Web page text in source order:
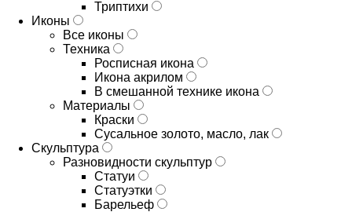
Триптихи
Иконы
Все иконы
Техника
Росписная икона
Икона акрилом
В смешанной технике икона
Материалы
Краски
Сусальное золото, масло, лак
Скульптура
Разновидности скульптур
Статуи
Статуэтки
Барельеф